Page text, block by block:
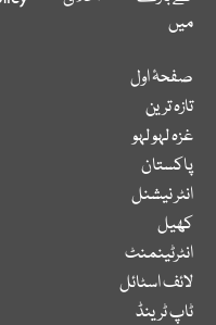
میں
صفحۂ اول
تازہ ترین
غزہ لہو لہو
پاکستان
انٹر نیشنل
کھیل
انٹرٹینمنٹ
لائف اسٹائل
ٹاپ ٹرینڈ